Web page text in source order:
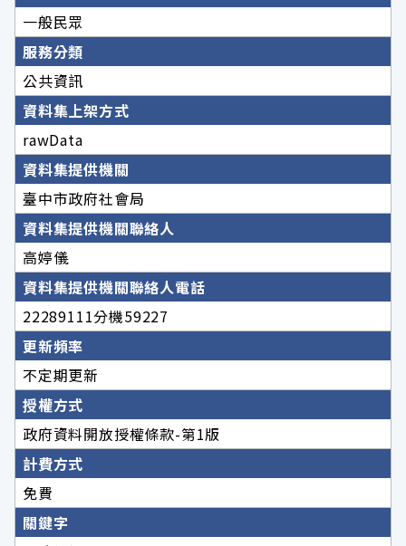
一般民眾
服務分類
公共資訊
資料集上架方式
rawData
資料集提供機關
臺中市政府社會局
資料集提供機關聯絡人
高婷儀
資料集提供機關聯絡人電話
22289111分機59227
更新頻率
不定期更新
授權方式
政府資料開放授權條款-第1版
計費方式
免費
關鍵字